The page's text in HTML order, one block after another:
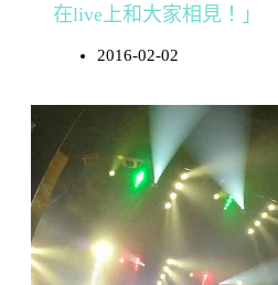
在live上和大家相見！」
2016-02-02